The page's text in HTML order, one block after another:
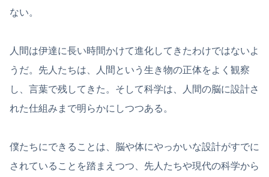
ない。
人間は伊達に長い時間かけて進化してきたわけではないよ
うだ。先人たちは、人間という生き物の正体をよく観察
し、言葉で残してきた。そして科学は、人間の脳に設計さ
れた仕組みまで明らかにしつつある。
僕たちにできることは、脳や体にやっかいな設計がすでに
されていることを踏まえつつ、先人たちや現代の科学から